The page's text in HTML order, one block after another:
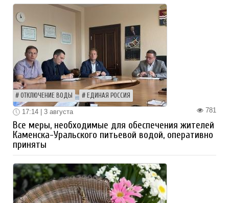
ОТКЛЮЧЕНИЕ ВОДЫ ЕДИНАЯ РОССИЯ
781
17:14 | 3 августа
Все меры, необходимые для обеспечения жителей
Каменска-Уральского питьевой водой, оперативно
приняты